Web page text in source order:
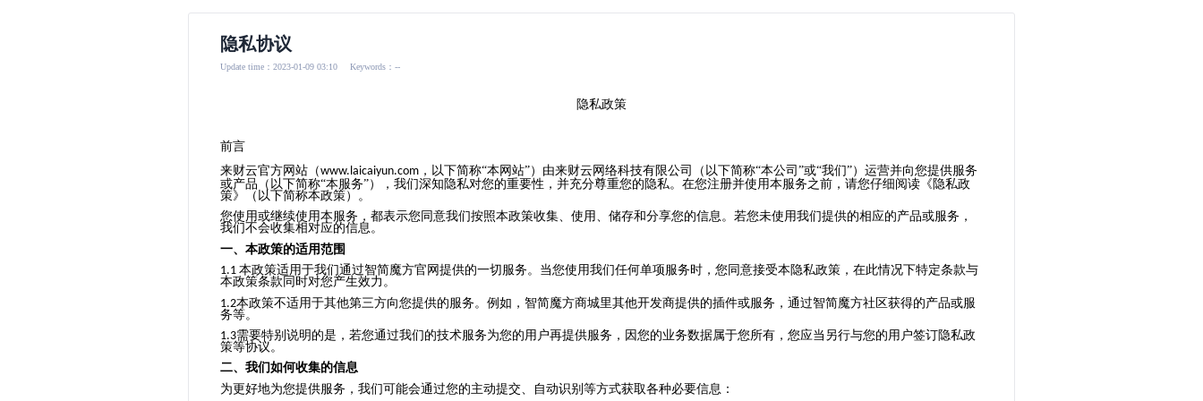
隐私协议
Update time：2023-01-09 03:10 Keywords：--
隐私政策
前言
来财云官方网站（www.laicaiyun.com ， 以下简称“本网站”）由来财云网络科技有限公司（以下简称“本公司”或“我们”）运营并向您提供服务
或产品（以下简称“本服务”），我们深知隐私对您的重要性，并充分尊重您的隐私。在您注册并使用本服务之前，请您仔细阅读《隐私政
策》（以下简称本政策）。
您使用或继续使用本服务，都表示您同意我们按照本政策收集、使用、储存和分享您的信息。若您未使用我们提供的相应的产品或服务，
我们不会收集相对应的信息。
一、本政策的适用范围
1.1 本政策适用于我们通过智简魔方官网提供的一切服务。当您使用我们任何单项服务时，您同意接受本隐私政策，在此情况下特定条款与
本政策条款同时对您产生效力。
1.2本政策不适用于其他第三方向您提供的服务。例如，智简魔方商城里其他开发商提供的插件或服务，通过智简魔方社区获得的产品或服
务等。
1.3需要特别说明的是，若您通过我们的技术服务为您的用户再提供服务，因您的业务数据属于您所有，您应当另行与您的用户签订隐私政
策等协议。
二、我们如何收集的信息
为更好地为您提供服务，我们可能会通过您的主动提交、自动识别等方式获取各种必要信息：